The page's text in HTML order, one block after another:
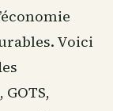
Voici